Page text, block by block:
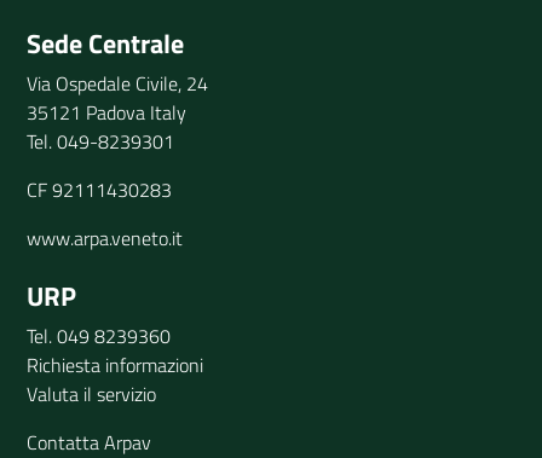
Sede Centrale
Via Ospedale Civile, 24
35121 Padova Italy
Tel. 049-8239301
CF 92111430283
www.arpa.veneto.it
URP
Tel. 049 8239360
Richiesta informazioni
Valuta il servizio
Contatta Arpav